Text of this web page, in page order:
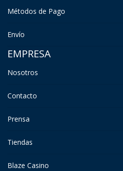
Métodos de Pago
Envío
EMPRESA
Nosotros
Contacto
Prensa
Tiendas
Blaze Casino